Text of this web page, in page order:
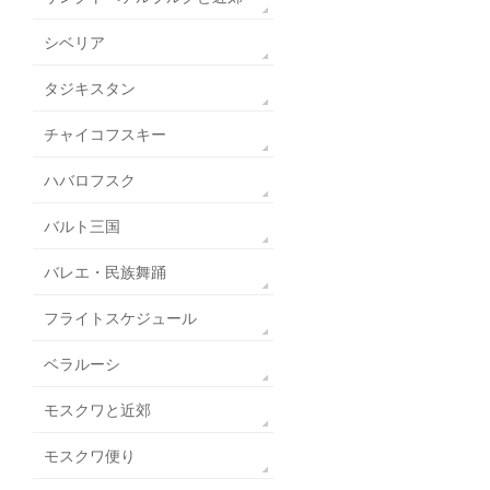
シベリア
タジキスタン
チャイコフスキー
ハバロフスク
バルト三国
バレエ・民族舞踊
フライトスケジュール
ベラルーシ
モスクワと近郊
モスクワ便り